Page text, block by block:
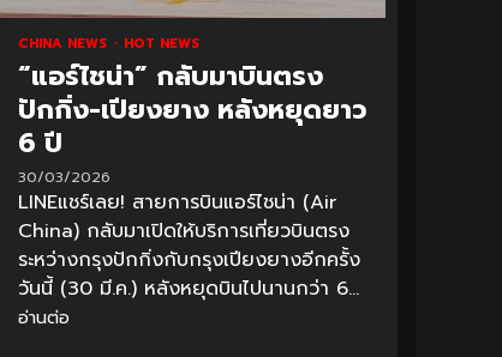
CHINA NEWS HOT NEWS
“แอร์ไชน่า” กลับมาบินตรง
ปักกิ่ง-เปียงยาง หลังหยุดยาว
6 ปี
30/03/2026
LINEแชร์เลย! สายการบินแอร์ไชน่า (Air
China) กลับมาเปิดให้บริการเที่ยวบินตรง
ระหว่างกรุงปักกิ่งกับกรุงเปียงยางอีกครั้ง
วันนี้ (30 มี.ค.) หลังหยุดบินไปนานกว่า 6...
อ่านต่อ